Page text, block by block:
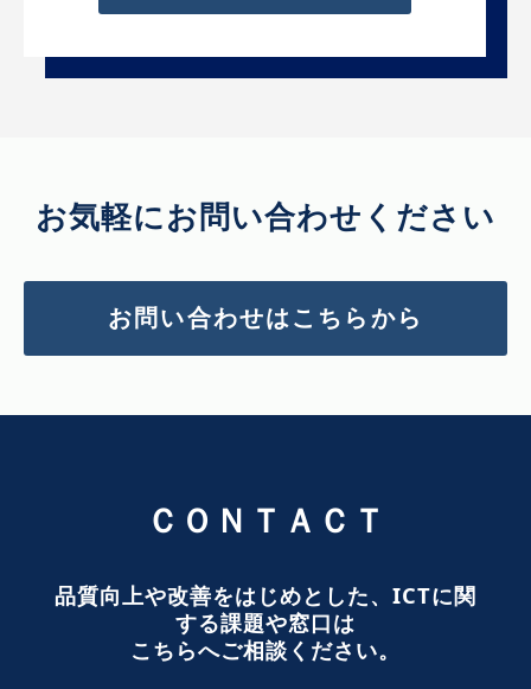
お気軽にお問い合わせください
お問い合わせはこちらから
ＣＯＮＴＡＣＴ
品質向上や改善をはじめとした、ICTに関
する課題や窓口は
こちらへご相談ください。